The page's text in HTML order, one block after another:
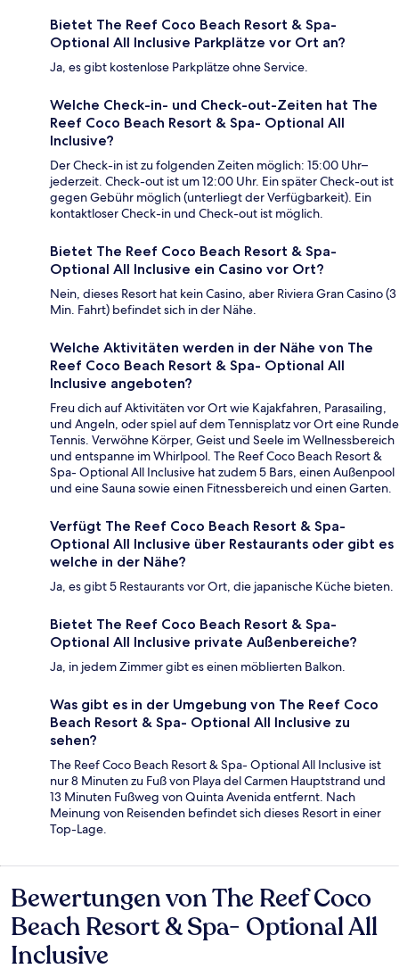
Bietet The Reef Coco Beach Resort & Spa-
Optional All Inclusive Parkplätze vor Ort an?
Ja, es gibt kostenlose Parkplätze ohne Service.
Welche Check-in- und Check-out-Zeiten hat The
Reef Coco Beach Resort & Spa- Optional All
Inclusive?
Der Check-in ist zu folgenden Zeiten möglich: 15:00 Uhr–
jederzeit. Check-out ist um 12:00 Uhr. Ein später Check-out ist
gegen Gebühr möglich (unterliegt der Verfügbarkeit). Ein
kontaktloser Check-in und Check-out ist möglich.
Bietet The Reef Coco Beach Resort & Spa-
Optional All Inclusive ein Casino vor Ort?
Nein, dieses Resort hat kein Casino, aber Riviera Gran Casino (3
Min. Fahrt) befindet sich in der Nähe.
Welche Aktivitäten werden in der Nähe von The
Reef Coco Beach Resort & Spa- Optional All
Inclusive angeboten?
Freu dich auf Aktivitäten vor Ort wie Kajakfahren, Parasailing,
und Angeln, oder spiel auf dem Tennisplatz vor Ort eine Runde
Tennis. Verwöhne Körper, Geist und Seele im Wellnessbereich
und entspanne im Whirlpool. The Reef Coco Beach Resort &
Spa- Optional All Inclusive hat zudem 5 Bars, einen Außenpool
und eine Sauna sowie einen Fitnessbereich und einen Garten.
Verfügt The Reef Coco Beach Resort & Spa-
Optional All Inclusive über Restaurants oder gibt es
welche in der Nähe?
Ja, es gibt 5 Restaurants vor Ort, die japanische Küche bieten.
Bietet The Reef Coco Beach Resort & Spa-
Optional All Inclusive private Außenbereiche?
Ja, in jedem Zimmer gibt es einen möblierten Balkon.
Was gibt es in der Umgebung von The Reef Coco
Beach Resort & Spa- Optional All Inclusive zu
sehen?
The Reef Coco Beach Resort & Spa- Optional All Inclusive ist
nur 8 Minuten zu Fuß von Playa del Carmen Hauptstrand und
13 Minuten Fußweg von Quinta Avenida entfernt. Nach
Meinung von Reisenden befindet sich dieses Resort in einer
Top-Lage.
Bewertungen
Bewertungen von The Reef Coco
Beach Resort & Spa- Optional All
Inclusive